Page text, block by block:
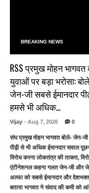
BREAKING NEWS
RSS प्रमुख मोहन भागवत
युवाओं पर बड़ा भरोसा:
जेन-जी सबसे ईमानदार
हमसे भी अधिक…
Vijay - Aug 7, 2026 0
संघ प्रमुख मोहन भागवत बोले- जेन-जी
पीढ़ी से भी अधिक ईमानदार सवाल
विरोध करना लोकतंत्र की ताकत,
एंटीनेशनल कहना गलत जेन-जी और
अल्फा को सबसे ईमानदार और देशभक्त
बताया भागवत ने संवाद की कमी को